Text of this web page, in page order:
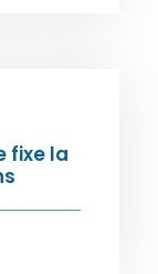
fixe la